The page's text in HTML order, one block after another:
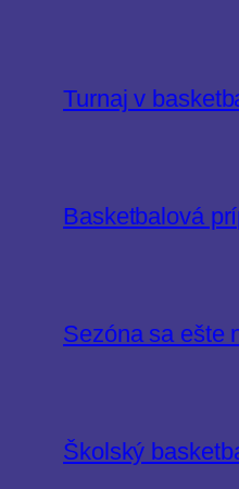
Turnaj v
Basketbalová
Sezóna sa ešte
Školský